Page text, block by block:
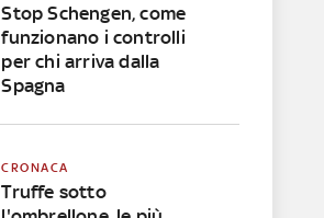
Stop Schengen, come
funzionano i controlli
per chi arriva dalla
Spagna
CRONACA
Truffe sotto